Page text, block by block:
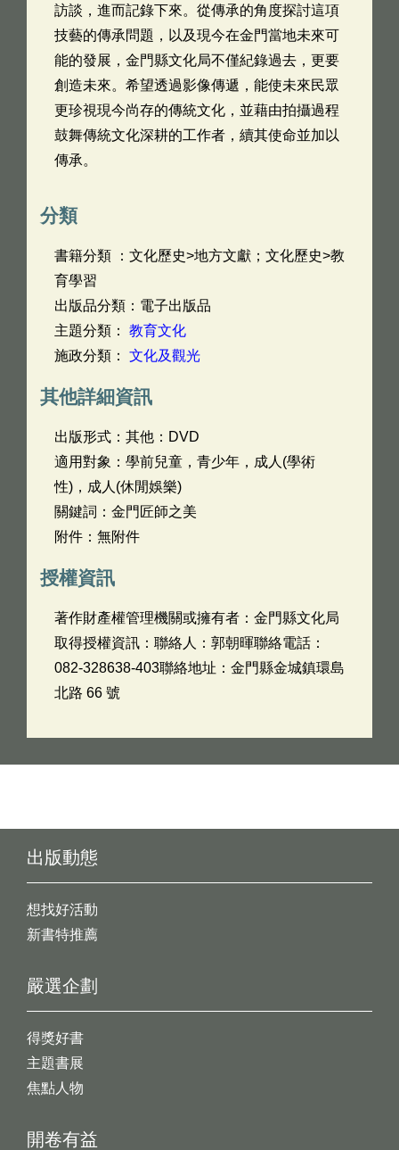
訪談，進而記錄下來。從傳承的角度探討這項
技藝的傳承問題，以及現今在金門當地未來可
能的發展，金門縣文化局不僅紀錄過去，更要
創造未來。希望透過影像傳遞，能使未來民眾
更珍視現今尚存的傳統文化，並藉由拍攝過程
鼓舞傳統文化深耕的工作者，續其使命並加以
傳承。
分類
書籍分類 ：文化歷史>地方文獻；文化歷史>教
育學習
出版品分類：電子出版品
主題分類： 教育文化
施政分類： 文化及觀光
其他詳細資訊
出版形式：其他：DVD
適用對象：學前兒童，青少年，成人(學術
性)，成人(休閒娛樂)
關鍵詞：金門匠師之美
附件：無附件
授權資訊
著作財產權管理機關或擁有者：金門縣文化局
取得授權資訊：聯絡人：郭朝暉聯絡電話：
082-328638-403聯絡地址：金門縣金城鎮環島
北路 66 號
出版動態
想找好活動
新書特推薦
開卷有益
嚴選企劃
得獎好書
主題書展
焦點人物